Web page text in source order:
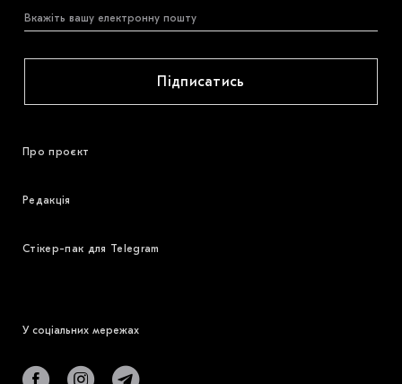
Підписатись
Про проєкт
Редакція
Стікер-пак для Telegram
У соціальних мережах